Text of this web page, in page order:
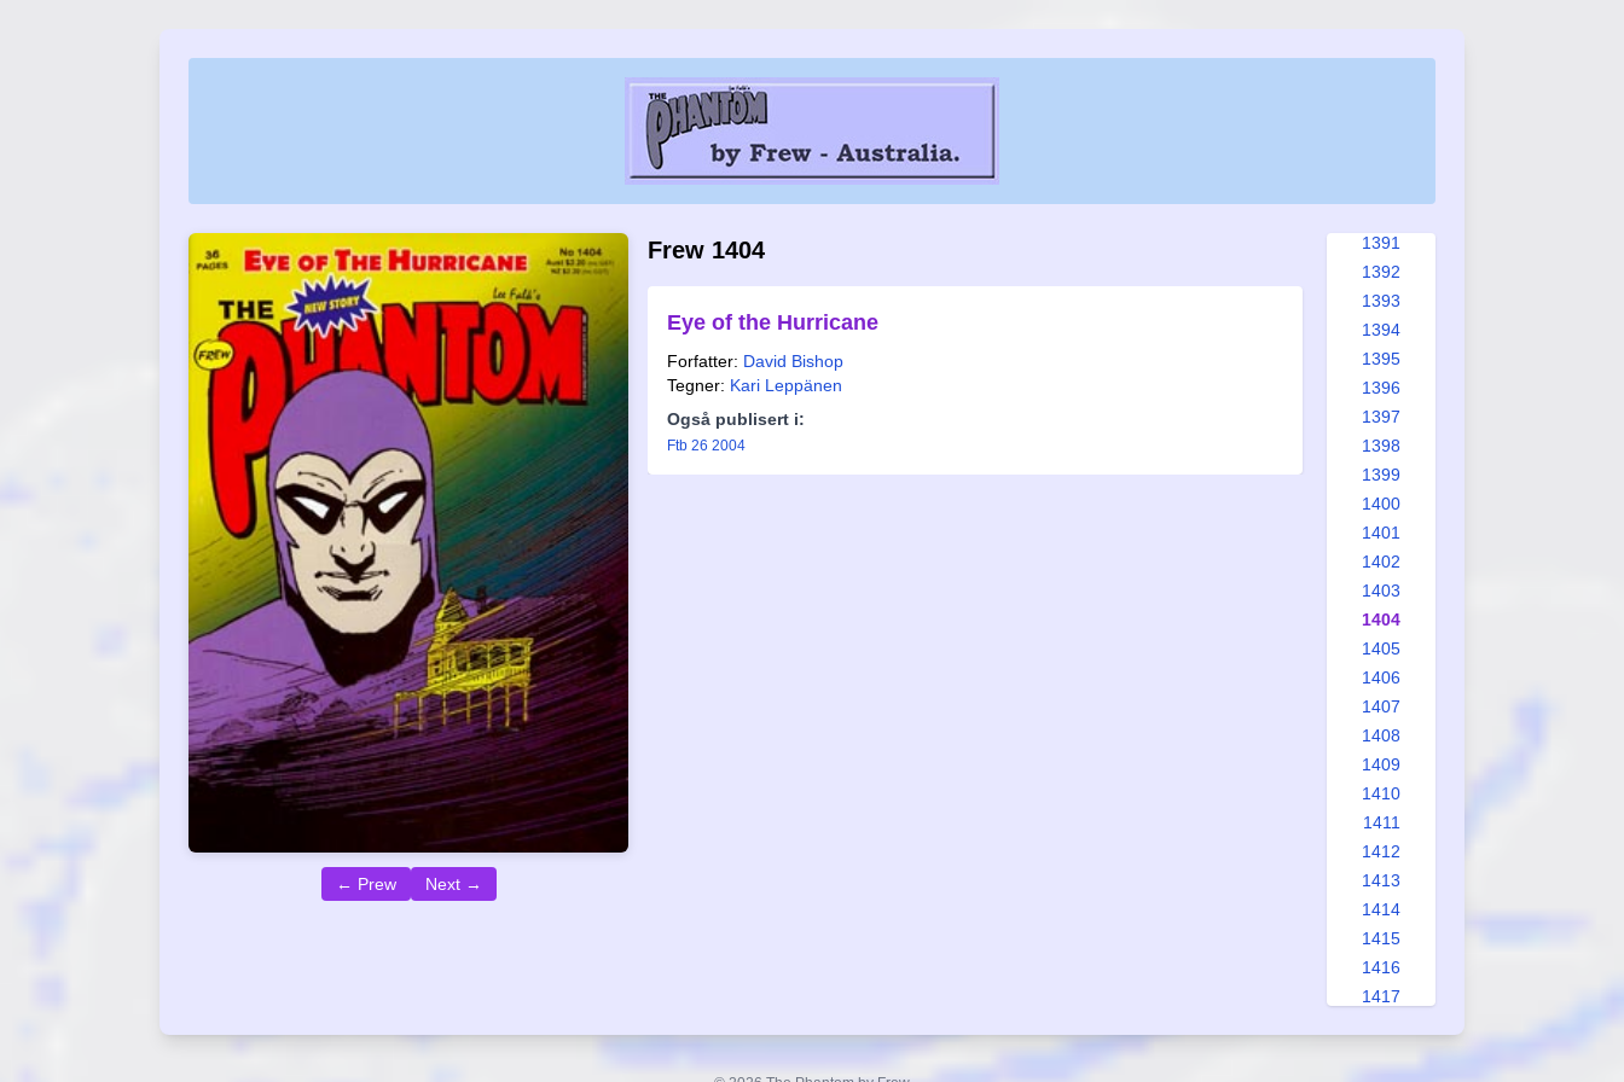
← Prew Next →
Frew 1404
Eye of the Hurricane
Forfatter: David Bishop
Tegner: Kari Leppänen
Også publisert i:
Ftb 26 2004
1391
1392
1393
1394
1395
1396
1397
1398
1399
1400
1401
1402
1403
1404
1405
1406
1407
1408
1409
1410
1411
1412
1413
1414
1415
1416
1417